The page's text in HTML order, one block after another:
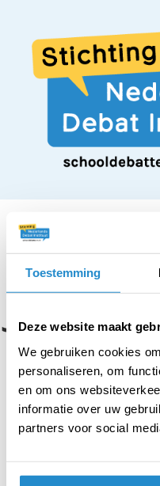
Toestemming
Deze website maakt
We gebruiken cookies
personaliseren, om
en om ons
informatie over uw
partners voor social
Je mag